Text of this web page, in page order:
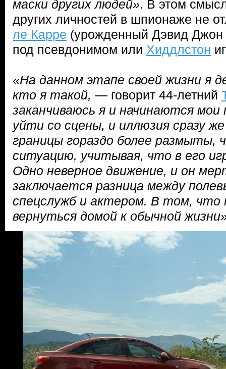
маски других людей». В этом
других личностей в шпионаже не
ле Карре (урожденный Дэвид
под псевдонимом или Хиддлстон
«На данном этапе своей жизни я
кто я такой, — говорит 44-летний
заканчиваюсь я и начинаются мои
уйти со сцены, и иллюзия сразу
границы гораздо более размыты,
ситуацию, учитывая, что в его
Одно неверное движение, и он
заключается разница между
спецслужб и актером. В том, что
вернуться домой к обычной